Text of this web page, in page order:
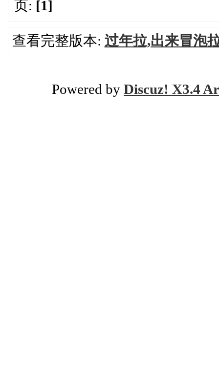
页: [1]
查看完整版本: 过年拉,出来冒泡
Powered by Discuz! X3.4